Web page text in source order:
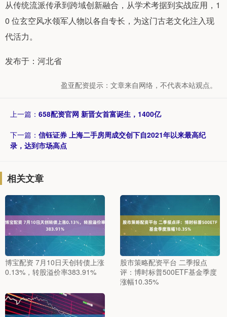
从传统流派传承到跨域创新融合，从学术考据到实战应用，1
0 位玄空风水领军人物以各自专长，为这门古老文化注入现
代活力。
发布于：河北省
盈亚配资提示：文章来自网络，不代表本站观点。
上一篇： 658配资官网 新晋女首富诞生，1400亿
下一篇： 信钰证券 上海二手房周成交创下自2021年以来最高纪
录，达到市场高点
相关文章
博宝配资 7月10日天创转债上涨
0.13%，转股溢价率383.91%
股市策略配资平台 二季报点
评：博时标普500ETF基金季度
涨幅10.35%